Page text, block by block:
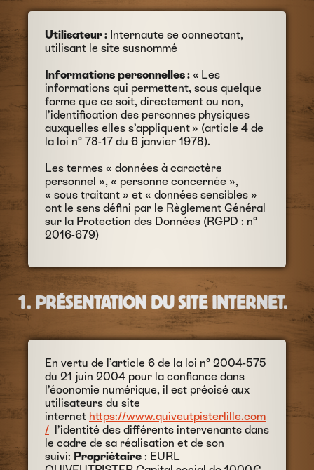
Utilisateur : Internaute se connectant,
utilisant le site susnommé
Informations personnelles : « Les
informations qui permettent, sous quelque
forme que ce soit, directement ou non,
l’identification des personnes physiques
auxquelles elles s’appliquent » (article 4 de
la loi n° 78-17 du 6 janvier 1978).
Les termes « données à caractère
personnel », « personne concernée »,
« sous traitant » et « données sensibles »
ont le sens défini par le Règlement Général
sur la Protection des Données (RGPD : n°
2016-679)
1. PRÉSENTATION DU SITE INTERNET.
En vertu de l’article 6 de la loi n° 2004-575
du 21 juin 2004 pour la confiance dans
l’économie numérique, il est précisé aux
utilisateurs du site
internet https://www.quiveutpisterlille.com
/ l’identité des différents intervenants dans
le cadre de sa réalisation et de son
suivi: Propriétaire : EURL